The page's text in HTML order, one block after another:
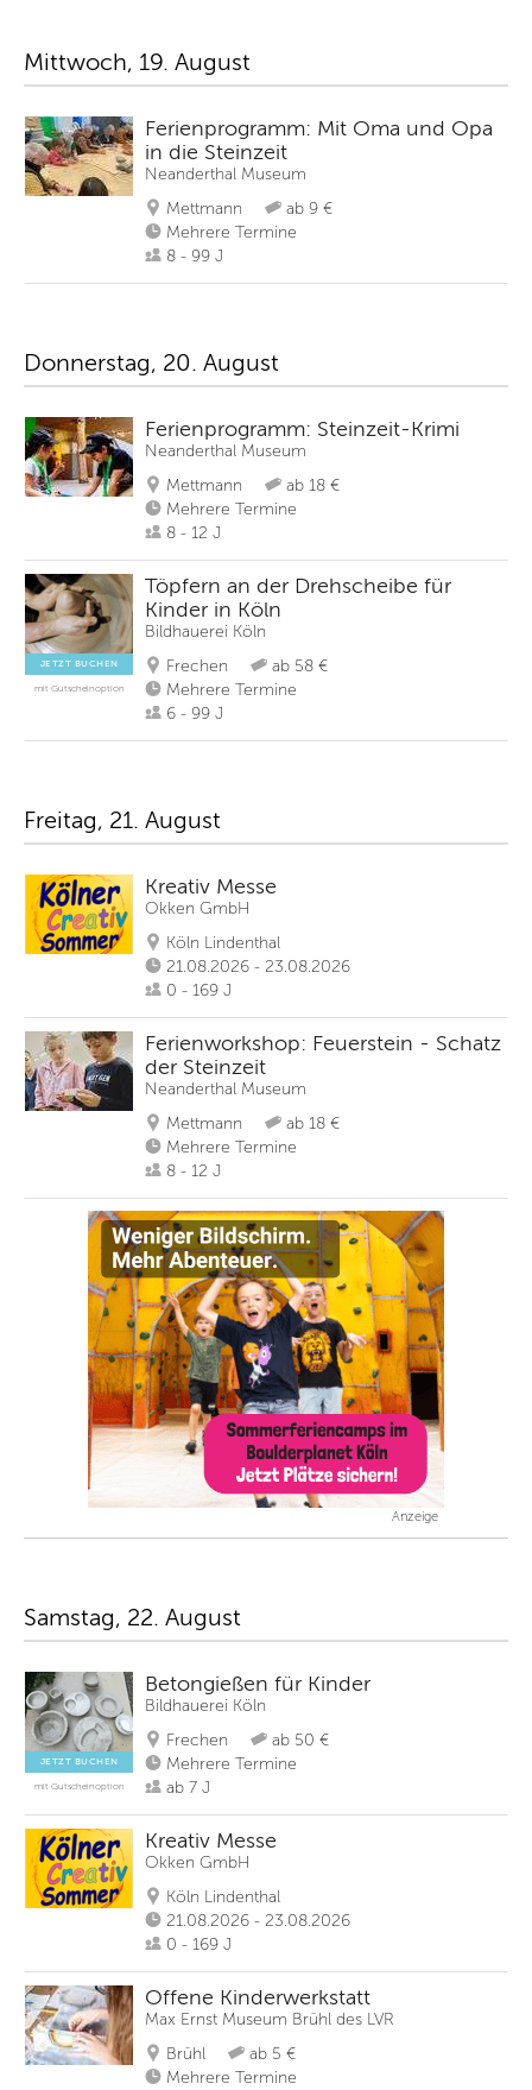
Mittwoch, 19. August
Ferienprogramm: Mit Oma und Opa
in die Steinzeit
Neanderthal Museum
Mettmann
ab 9 €
Mehrere Termine
8 - 99 J
Donnerstag, 20. August
Ferienprogramm: Steinzeit-Krimi
Neanderthal Museum
Mettmann
ab 18 €
Mehrere Termine
8 - 12 J
JETZT BUCHEN
mit Gutscheinoption
Töpfern an der Drehscheibe für
Kinder in Köln
Bildhauerei Köln
Frechen
ab 58 €
Mehrere Termine
6 - 99 J
Freitag, 21. August
Kreativ Messe
Okken GmbH
Köln Lindenthal
21.08.2026 - 23.08.2026
0 - 169 J
Ferienworkshop: Feuerstein - Schatz
der Steinzeit
Neanderthal Museum
Mettmann
ab 18 €
Mehrere Termine
8 - 12 J
Anzeige
Samstag, 22. August
JETZT BUCHEN
mit Gutscheinoption
Betongießen für Kinder
Bildhauerei Köln
Frechen
ab 50 €
Mehrere Termine
ab 7 J
Kreativ Messe
Okken GmbH
Köln Lindenthal
21.08.2026 - 23.08.2026
0 - 169 J
Offene Kinderwerkstatt
Max Ernst Museum Brühl des LVR
Brühl
ab 5 €
Mehrere Termine